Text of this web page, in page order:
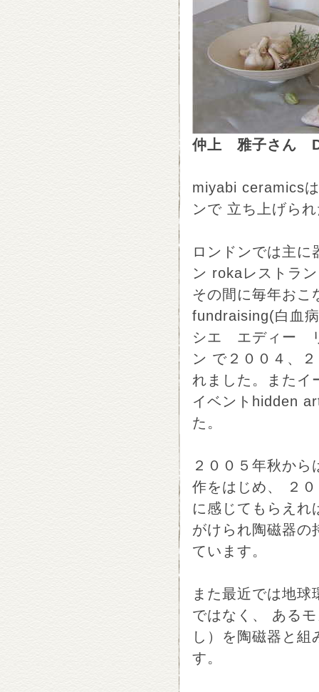
仲上 雅子さん
miyabi ceramics
ンで 立ち上げら
ロンドンでは主
ン rokaレストラ
その間に毎年おこ
fundraising(白血
シエ エディー リ
ン で２００４、
れました。またイ
イベントhidden
た。
２００５年秋か
作をはじめ、 ２
に感じてもらえれ
がけられ陶磁器の
ています。
また最近では地
ではなく、 ある
し）を陶磁器と
す。